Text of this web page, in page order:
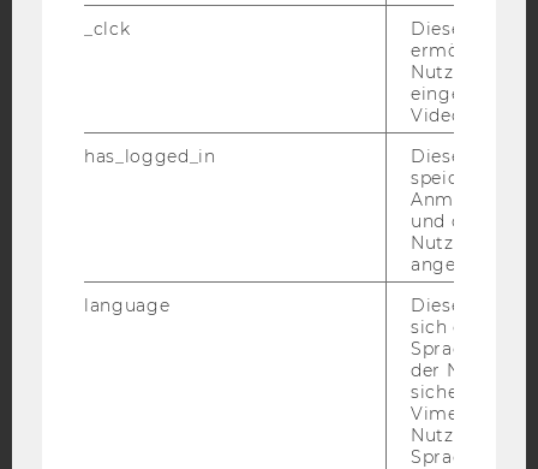
IMPRESSUM
BARRIEREFREIHEITSERKLÄRUNG WEBSEITE
DATENSCHUTZERKLÄRUNG SOCIAL MEDIA
DATENSCHUTZERKLÄRUNG
STUDIENBEWERBER*INNEN UND STUDIERENDE
Barrierefreiheitserklärung
_clck
Dieses Cookie
ermöglicht
Nutzung des
Video Players
has_logged_in
Dieses Cookie
speichert
und ob sich
Nutzer*in
angemeldet
language
Dieses
sich die
der
Vimeo in der
Nutzer
Sprache